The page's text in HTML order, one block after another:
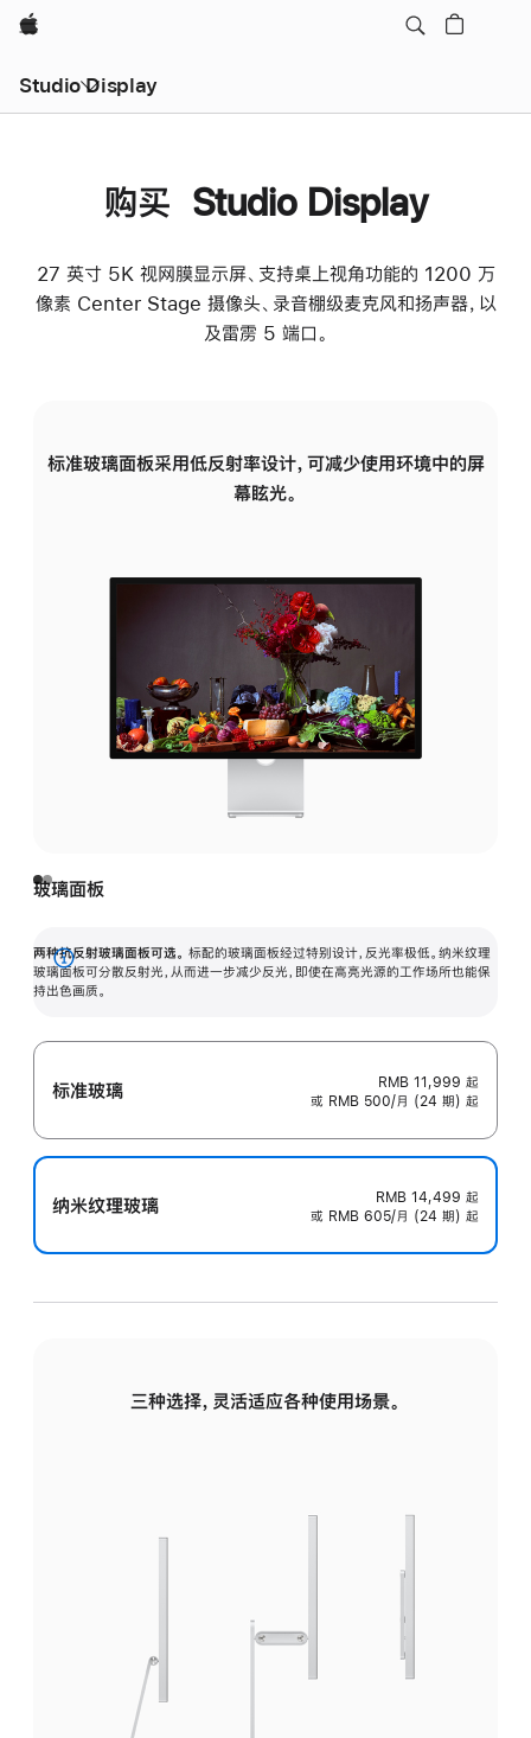
Apple
Studio Display
购买 Studio Display
27 英寸 5K 视网膜显示屏、支持桌上视角功能的 1200 万
像素 Center Stage 摄像头、录音棚级麦克风和扬声器，以
及雷雳 5 端口。
标准玻璃面板采用低反射率设计，可减少使用环境中的屏
幕眩光。
玻璃面板
两种抗反射玻璃面板可选。 标配的玻璃面板经过特别设计，反光率极低。纳米纹理
玻璃面板可分散反射光，从而进一步减少反光，即使在高亮光源的工作场所也能保
持出色画质。
展
开
标准玻璃 RMB 11,999 起
或 RMB 500/月 (24 期) 起
纳米纹理玻璃 RMB 14,499 起
或 RMB 605/月 (24 期) 起
三种选择，灵活适应各种使用场景。